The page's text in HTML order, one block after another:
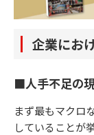
企業にお
■人手不足の
まず最もマクロ
していることが